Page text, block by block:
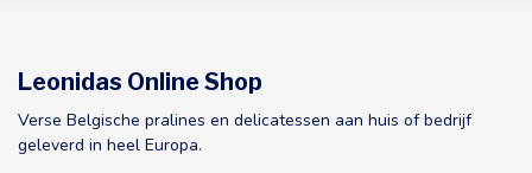
Leonidas Online Shop
Verse Belgische pralines en delicatessen aan huis of bedrijf
geleverd in heel Europa.